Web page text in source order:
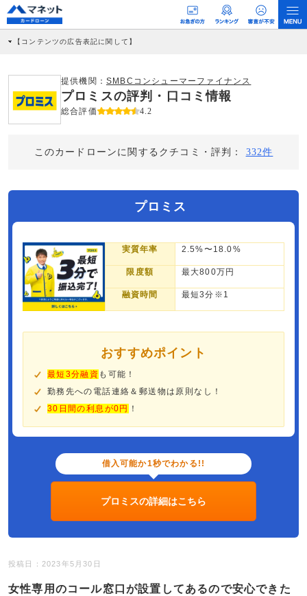
【コンテンツの広告表記に関して】
社に対して企業から紹介報酬が支払われるという収益モデルです。 ただし、特定の
商品を根拠なくPRするものではなく、当編集部の調査／ユーザーへの口コミ収集な
どに基づき、公平性を担保した情報提供を行っています。
>提携企業一覧
提供機関： SMBCコンシューマーファイナンス
プロミスの評判・口コミ情報
総合評価 4.2
このカードローンに関するクチコミ・評判： 332件
プロミス
実質年率 2.5%〜18.0%
限度額 最大800万円
融資時間 最短3分※1
おすすめポイント
最短3分融資 も可能！
勤務先への電話連絡＆郵送物は原則なし！
30日間の利息が0円
！
借入可能か1秒でわかる!!
プロミスの詳細はこちら
投稿日：2023年5月30日
女性専用のコール窓口が設置してあるので安心できた